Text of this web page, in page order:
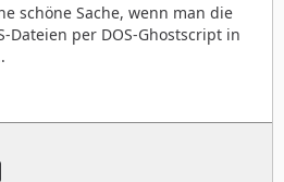
schöne Sache, wenn man die
Dateien per DOS-Ghostscript in